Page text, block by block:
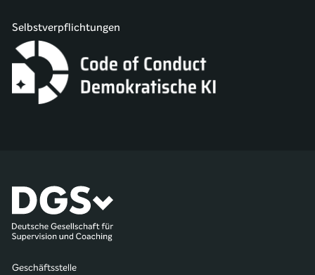
Selbstverpflichtungen
Geschäftsstelle